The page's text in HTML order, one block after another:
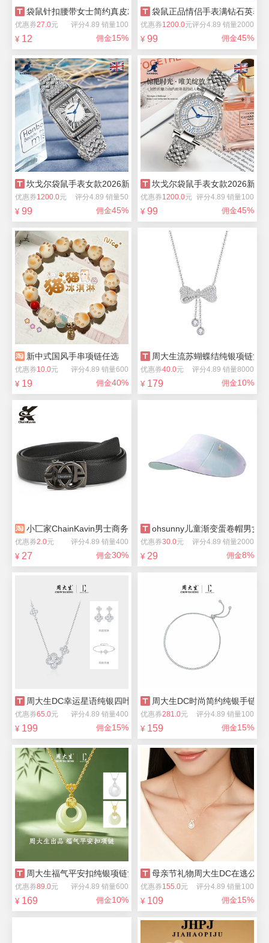
袋鼠针扣腰带女士简约真皮2026新款
优惠券27.0元 评分4.89 销量100
¥ 12 佣金15%
袋鼠正品情侣手表满钻石英表
优惠券1200.0元评分4.89 销量2000
¥ 99 佣金45%
坎戈尔袋鼠手表女款2026新款满天星
优惠券1200.0元 评分4.89 销量50
¥ 99 佣金45%
坎戈尔袋鼠手表女款2026新款
优惠券1200.0元 评分4.89 销量100
¥ 99 佣金45%
新中式国风手串项链任选
优惠券10.0元 评分4.89 销量600
¥ 19 佣金40%
周大生流苏蝴蝶结纯银项链女
优惠券40.0元 评分4.89 销量8000
¥ 179 佣金10%
小匸家ChainKavin男士商务自动扣皮带
优惠券2.0元 评分4.89 销量400
¥ 27 佣金30%
ohsunny儿童渐变蛋卷帽男女
优惠券30.0元 评分4.89 销量2000
¥ 29 佣金8%
周大生DC幸运星语纯银四叶草项链
优惠券65.0元 评分4.89 销量400
¥ 199 佣金15%
周大生DC时尚简约纯银手链女
优惠券281.0元 评分4.89 销量100
¥ 159 佣金15%
周大生福气平安扣纯银项链女款
优惠券89.0元 评分4.89 销量600
¥ 169 佣金10%
母亲节礼物周大生DC在逃公主
优惠券155.0元 评分4.89 销量100
¥ 109 佣金15%